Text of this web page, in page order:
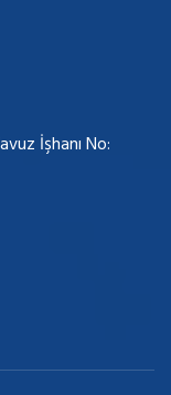
İşhanı No: